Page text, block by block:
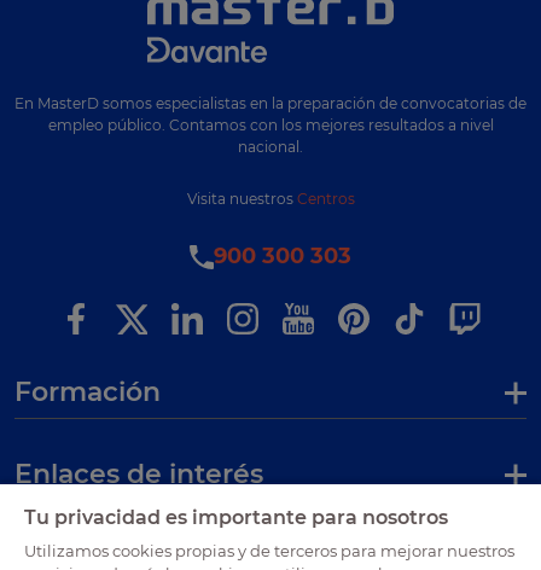
En MasterD somos especialistas en la preparación de convocatorias de
empleo público. Contamos con los mejores resultados a nivel
nacional.
Visita nuestros Centros
900 300 303
Formación
Enlaces de interés
Certificaciones
Tu privacidad es importante para nosotros
Utilizamos cookies propias y de terceros para mejorar nuestros